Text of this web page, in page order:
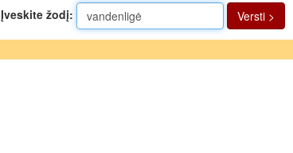
Įveskite žodį: Versti >